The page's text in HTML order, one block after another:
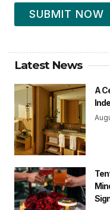
SUBMIT NOW
Latest News
A